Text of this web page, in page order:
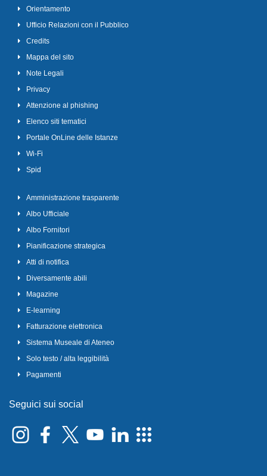
Orientamento
Ufficio Relazioni con il Pubblico
Credits
Mappa del sito
Note Legali
Privacy
Attenzione al phishing
Elenco siti tematici
Portale OnLine delle Istanze
Wi-Fi
Spid
Amministrazione trasparente
Albo Ufficiale
Albo Fornitori
Pianificazione strategica
Atti di notifica
Diversamente abili
Magazine
E-learning
Fatturazione elettronica
Sistema Museale di Ateneo
Solo testo / alta leggibilità
Pagamenti
Seguici sui social